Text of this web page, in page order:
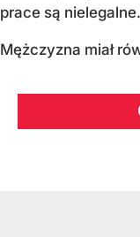
prace są nielegalne.
Mężczyzna miał